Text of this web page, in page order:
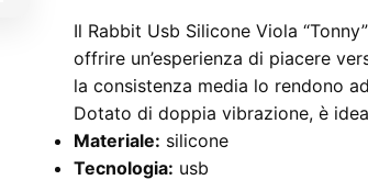
Il Rabbit Usb Silicone Viola
offrire un’esperienza di piacere
la consistenza media lo rendono
Dotato di doppia vibrazione, è
Materiale: silicone
Tecnologia: usb